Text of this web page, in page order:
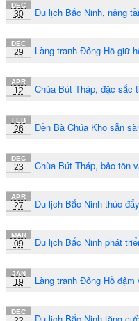
DEC
30 Du lịch Bắc Ninh, nâng
DEC
29 Làng tranh Đông Hồ giữ
APR
12 Chùa Bút Tháp, đặc sắc
FEB
26 Đền Bà Chúa Kho sẵn
DEC
23 Chùa Bút Tháp, bảo tồn
APR
27 Du lịch Bắc Ninh thúc
MAR
09 Du lịch Bắc Ninh phát
JAN
19 Làng tranh Đông Hồ đậm
DEC